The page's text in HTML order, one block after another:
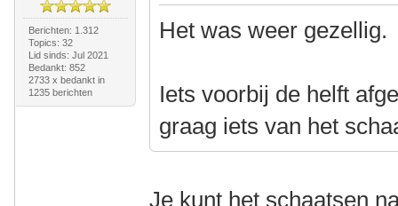
Berichten: 1.312
Topics: 32
Lid sinds: Jul 2021
Bedankt: 852
2733 x bedankt in
1235 berichten
Het was weer gezellig.
Iets voorbij de helft
graag iets van het
Je kunt het schaatsen